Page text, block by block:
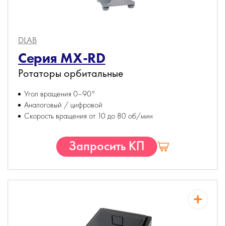
DLAB
Серия MX-RD
Ротаторы орбитальные
Угол вращения 0–90°
Аналоговый / цифровой
Скорость вращения от 10 до 80 об/мин
Запросить КП